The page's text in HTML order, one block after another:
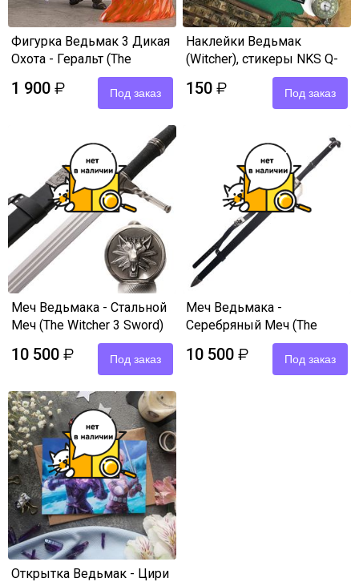
Фигурка Ведьмак 3 Дикая
Охота - Геральт (The
Witcher 3 Wild Hunt)
Nendoroid копия
1 900 ₽ Под заказ
Наклейки Ведьмак
(Witcher), стикеры NKS Q-
150 ₽ Под заказ
Меч Ведьмака - Стальной
Меч (The Witcher 3 Sword)
10 500 ₽ Под заказ
Меч Ведьмака -
Серебряный Меч (The
Witcher 3 Sword)
10 500 ₽ Под заказ
Открытка Ведьмак - Цири